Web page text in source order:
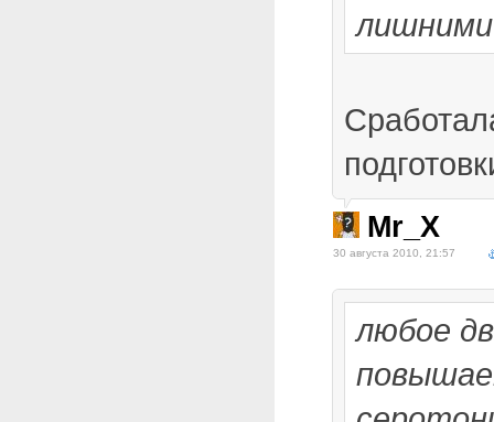
лишними
Mr_X
30 августа 2010, 21:57
любое